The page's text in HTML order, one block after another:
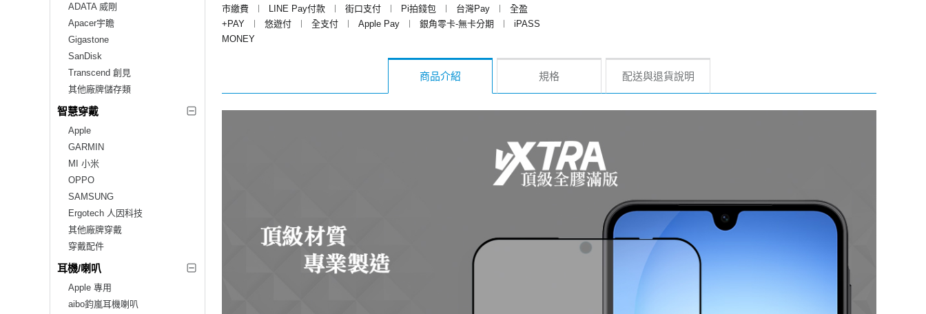
ADATA 威剛
Apacer宇瞻
Gigastone
SanDisk
Transcend 創見
其他廠牌儲存類
智慧穿戴
Apple
GARMIN
MI 小米
OPPO
SAMSUNG
Ergotech 人因科技
其他廠牌穿戴
穿戴配件
耳機/喇叭
Apple 專用
aibo鈞嵐耳機喇叭
市繳費
︱ LINE Pay付款 ︱ 街口支付 ︱ Pi拍錢包 ︱ 台灣Pay ︱
全盈
+PAY
︱ 悠遊付 ︱ 全支付 ︱ Apple Pay ︱ 銀角零卡-無卡分期 ︱
iPASS
MONEY
商品介紹 規格 配送與退貨說明